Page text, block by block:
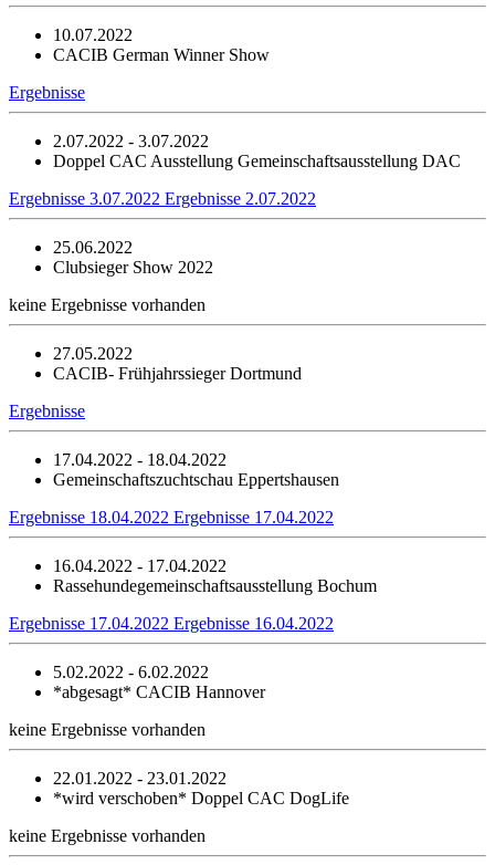
10.07.2022
CACIB German Winner Show
Ergebnisse
2.07.2022 - 3.07.2022
Doppel CAC Ausstellung Gemeinschaftsausstellung DAC
Ergebnisse 3.07.2022 Ergebnisse 2.07.2022
25.06.2022
Clubsieger Show 2022
keine Ergebnisse vorhanden
27.05.2022
CACIB- Frühjahrssieger Dortmund
Ergebnisse
17.04.2022 - 18.04.2022
Gemeinschaftszuchtschau Eppertshausen
Ergebnisse 18.04.2022 Ergebnisse 17.04.2022
16.04.2022 - 17.04.2022
Rassehundegemeinschaftsausstellung Bochum
Ergebnisse 17.04.2022 Ergebnisse 16.04.2022
5.02.2022 - 6.02.2022
*abgesagt* CACIB Hannover
keine Ergebnisse vorhanden
22.01.2022 - 23.01.2022
*wird verschoben* Doppel CAC DogLife
keine Ergebnisse vorhanden